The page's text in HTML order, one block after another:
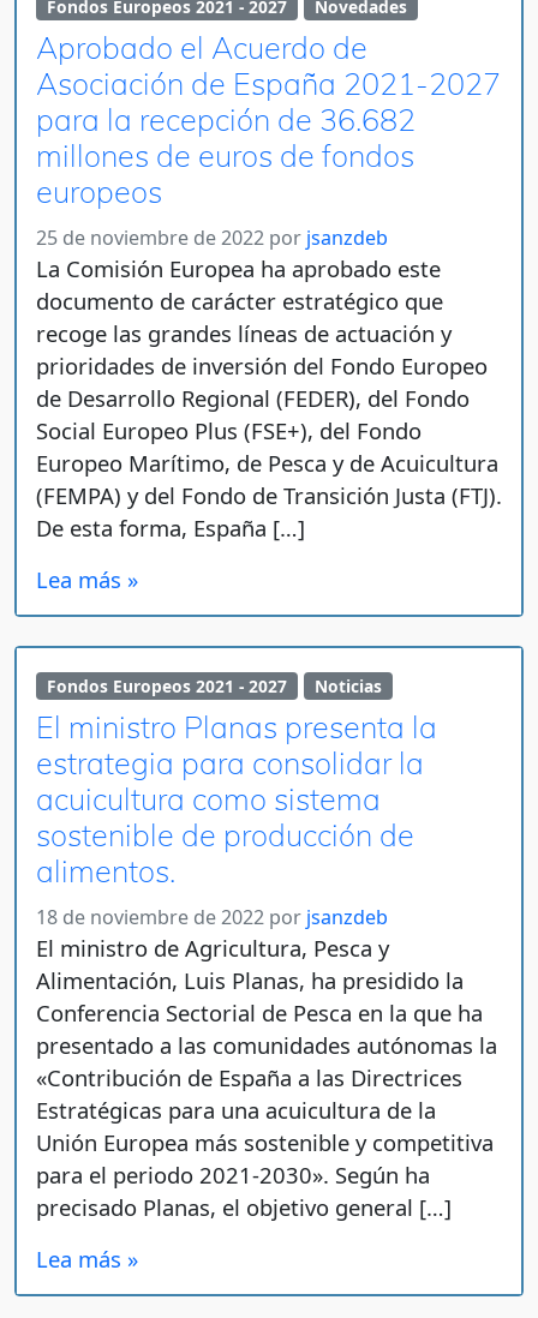
Fondos Europeos 2021 - 2027 Novedades
Aprobado el Acuerdo de
Asociación de España 2021-2027
para la recepción de 36.682
millones de euros de fondos
europeos
25 de noviembre de 2022 por jsanzdeb
La Comisión Europea ha aprobado este
documento de carácter estratégico que
recoge las grandes líneas de actuación y
prioridades de inversión del Fondo Europeo
de Desarrollo Regional (FEDER), del Fondo
Social Europeo Plus (FSE+), del Fondo
Europeo Marítimo, de Pesca y de Acuicultura
(FEMPA) y del Fondo de Transición Justa (FTJ).
De esta forma, España […]
Lea más »
Fondos Europeos 2021 - 2027 Noticias
El ministro Planas presenta la
estrategia para consolidar la
acuicultura como sistema
sostenible de producción de
alimentos.
18 de noviembre de 2022 por jsanzdeb
El ministro de Agricultura, Pesca y
Alimentación, Luis Planas, ha presidido la
Conferencia Sectorial de Pesca en la que ha
presentado a las comunidades autónomas la
«Contribución de España a las Directrices
Estratégicas para una acuicultura de la
Unión Europea más sostenible y competitiva
para el periodo 2021-2030». Según ha
precisado Planas, el objetivo general […]
Lea más »